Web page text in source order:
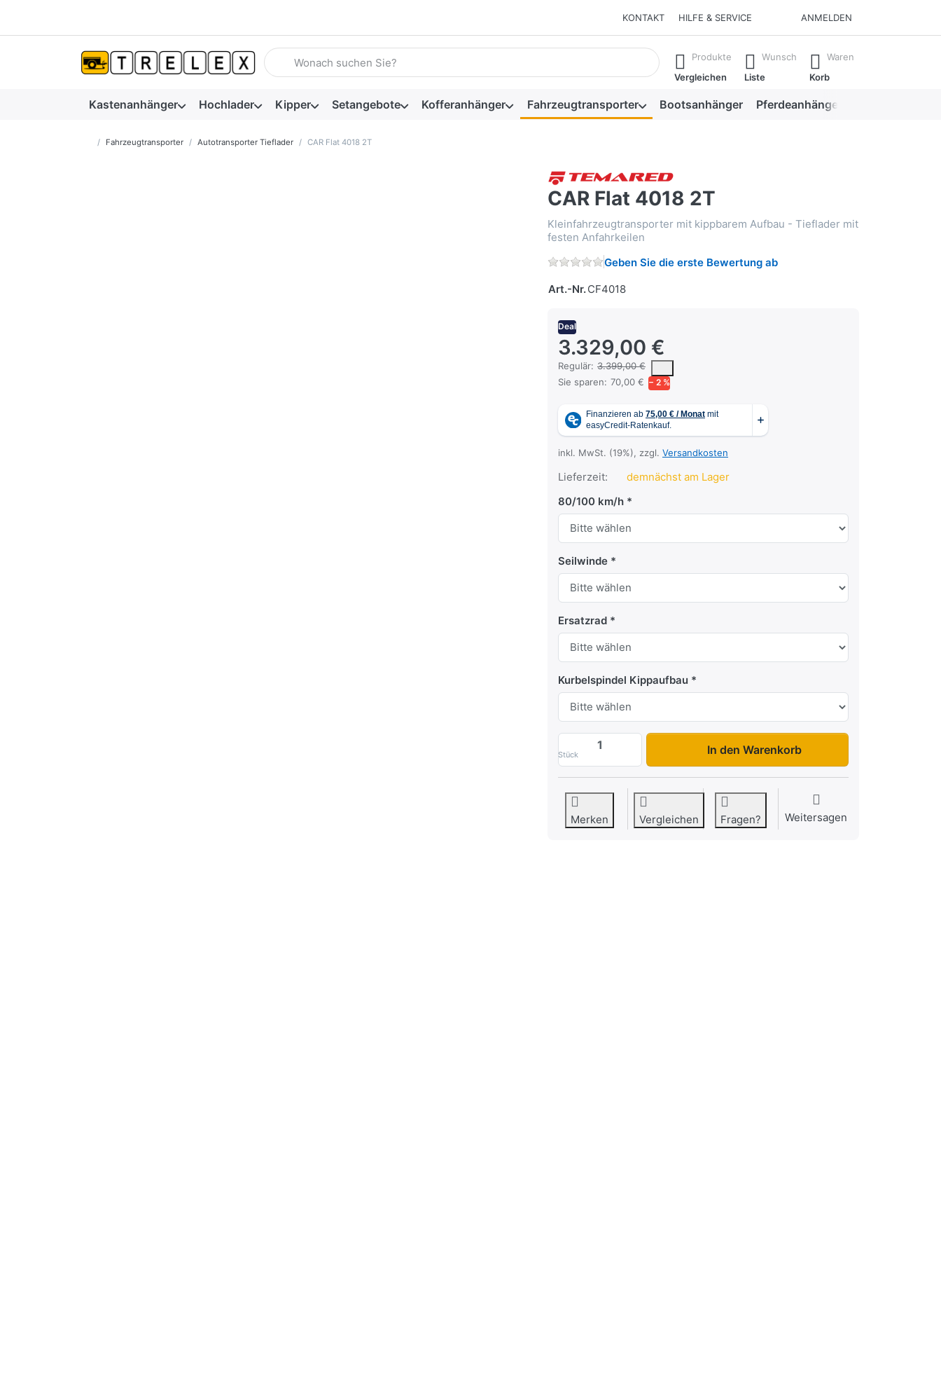
KONTAKT HILFE & SERVICE ANMELDEN
Geben Sie einen Suchbegriff ein. Während Sie tippen, erscheinen automatisch erste Ergebnisse. Drücken Sie die Eingabetaste, um alle
Produkte
Vergleichen
Wunsch
Liste
Waren
Korb
Kastenanhänger Hochlader Kipper Setangebote Kofferanhänger Fahrzeugtransporter Bootsanhänger Pferdeanhänger
Startseite
Fahrzeugtransporter Autotransporter Tieflader CAR Flat 4018 2T
CAR Flat 4018 2T
Kleinfahrzeugtransporter mit kippbarem Aufbau - Tieflader mit
festen Anfahrkeilen
Geben Sie die erste Bewertung ab
Art.-Nr.CF4018
Deal
3.329,00 €
Regulär: 3.399,00 €
Es handelt sich um den mittleren Verkaufspreis, den Kunden für ein Produkt in
Sie sparen: 70,00 € − 2 %
inkl. MwSt. (19%), zzgl. Versandkosten
Lieferzeit:
demnächst am Lager
80/100 km/h
Seilwinde
Ersatzrad
Kurbelspindel Kippaufbau
Stück
CAR Flat 4018 2T zu 3.329,00 €, Menge 1.
In den Warenkorb
Merken Vergleichen Fragen? Weitersagen